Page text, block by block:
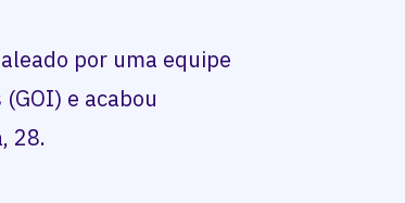
por uma equipe
e acabou
28.